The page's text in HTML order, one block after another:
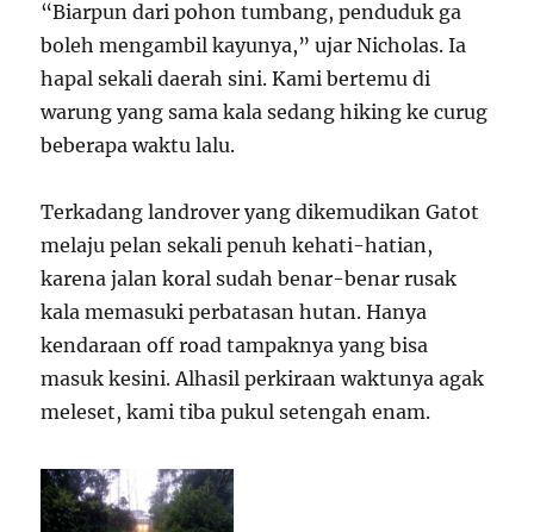
“Biarpun dari pohon tumbang, penduduk ga
boleh mengambil kayunya,” ujar Nicholas. Ia
hapal sekali daerah sini. Kami bertemu di
warung yang sama kala sedang hiking ke curug
beberapa waktu lalu.
Terkadang landrover yang dikemudikan Gatot
melaju pelan sekali penuh kehati-hatian,
karena jalan koral sudah benar-benar rusak
kala memasuki perbatasan hutan. Hanya
kendaraan off road tampaknya yang bisa
masuk kesini. Alhasil perkiraan waktunya agak
meleset, kami tiba pukul setengah enam.